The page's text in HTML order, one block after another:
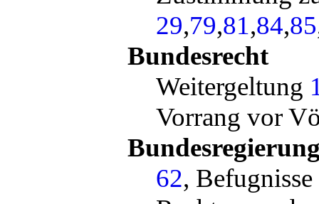
29,79,81,84,85
Bundesrecht
Weitergeltung
Vorrang vor
62, Befugnisse